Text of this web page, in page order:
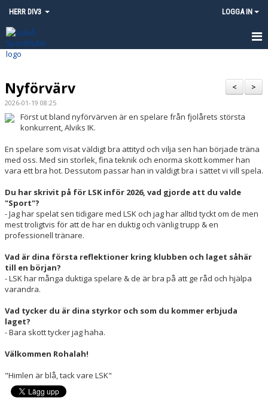
HERR DIV3 LOGGA IN
HEM
NYHETER
KALENDER
TRUPPEN
KONTAKT
INSTAGRAM - LULEÅ SK HERR
>
<
Nyförvärv
2026-01-19 08:25
Först ut bland nyförvärven är en spelare från fjolårets största
konkurrent, Alviks IK.
En spelare som visat väldigt bra attityd och vilja sen han började träna
med oss. Med sin storlek, fina teknik och enorma skott kommer han
vara ett bra hot. Dessutom passar han in väldigt bra i sättet vi vill spela.
Du har skrivit på för LSK inför 2026, vad gjorde att du valde
"Sport"?
- Jag har spelat sen tidigare med LSK och jag har alltid tyckt om de men
mest troligtvis för att de har en duktig och vänlig trupp & en
professionell tränare.
Vad är dina första reflektioner kring klubben och laget såhär
till en början?
- LSK har många duktiga spelare & de är bra på att ge råd och hjälpa
varandra.
Vad tycker du är dina styrkor och som du kommer erbjuda
laget?
- Bara skott tycker jag haha.
Välkommen Rohalah!
"Himlen är blå, tack vare LSK"